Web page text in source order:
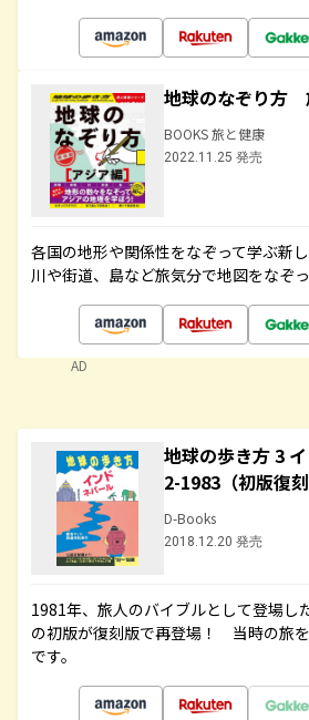
地球のなぞり方
BOOKS 旅と健康
2022.11.25 発売
各国の地形や関係性をなぞって学ぶ新
川や街道、島など旅気分で地図をなぞ
AD
地球の歩き方 3
2-1983（初版復刻
D-Books
2018.12.20 発売
1981年、旅人のバイブルとして登場し
の初版が復刻版で再登場！ 当時の旅
です。